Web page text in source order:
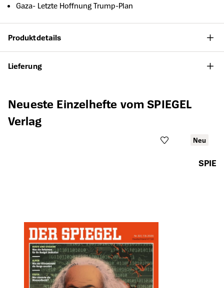
Gaza- Letzte Hoffnung Trump-Plan
Produktdetails
Lieferung
Produktgalerie überspringen
Neueste Einzelhefte vom SPIEGEL
Verlag
Neu